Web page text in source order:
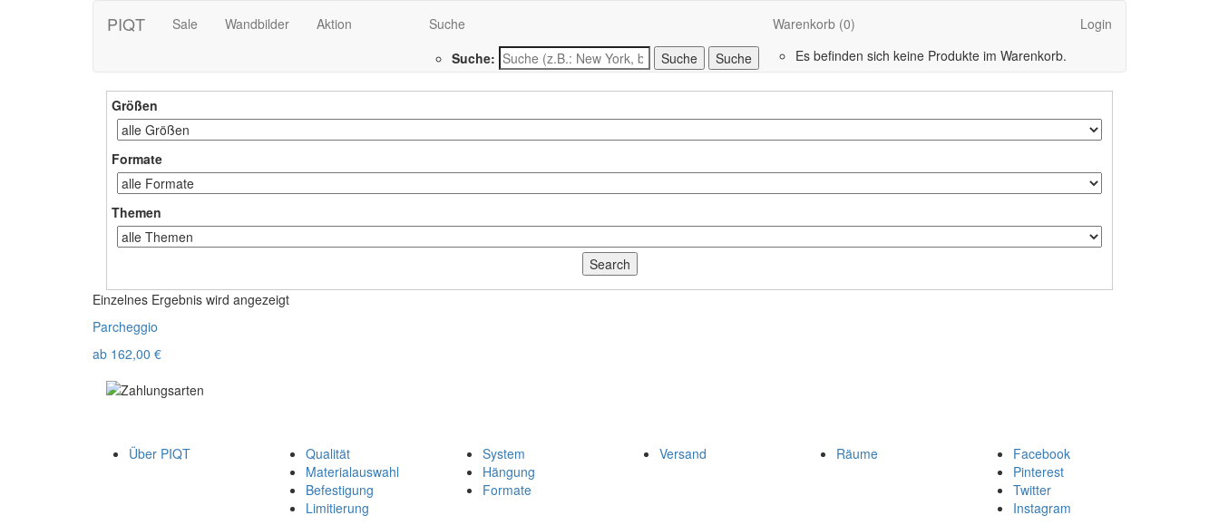
PIQT Sale Wandbilder Aktion
Suche
Suche:
Suche
Warenkorb (0)
Es befinden sich keine Produkte im Warenkorb.
Login
Größen
Formate
Themen
Einzelnes Ergebnis wird angezeigt
Parcheggio
ab 162,00 €
Über PIQT
Qualität
Materialauswahl
Befestigung
Limitierung
System
Hängung
Formate
Versand Räume
Facebook
Pinterest
Twitter
Instagram